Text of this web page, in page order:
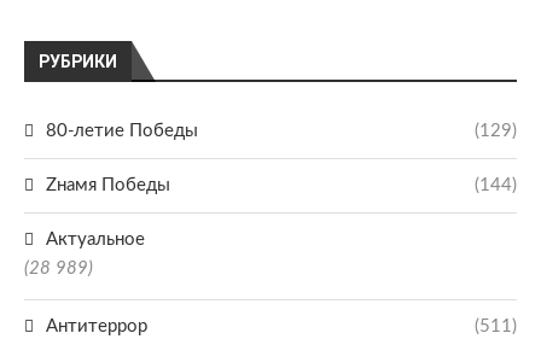
РУБРИКИ
80-летие Победы (129)
Zнамя Победы (144)
Актуальное
(28 989)
Антитеррор (511)